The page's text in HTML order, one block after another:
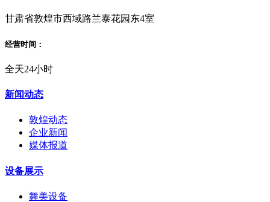
甘肃省敦煌市西域路兰泰花园东4室
经营时间：
全天24小时
新闻动态
敦煌动态
企业新闻
媒体报道
设备展示
舞美设备